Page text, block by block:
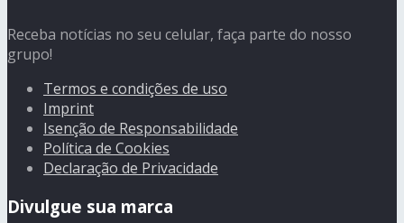
Receba notícias no seu celular, faça parte do nosso
grupo!
Termos e condições de uso
Imprint
Isenção de Responsabilidade
Política de Cookies
Declaração de Privacidade
Divulgue sua marca